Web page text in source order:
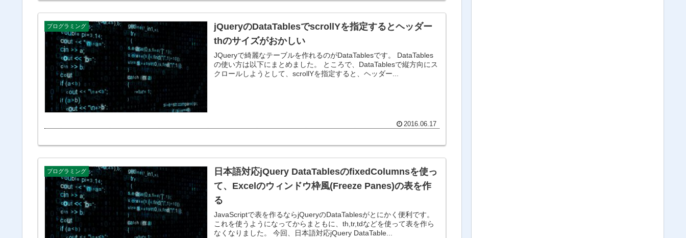
プログラミング
jQueryのDataTablesでscrollYを指定するとヘッダー
thのサイズがおかしい
JQueryで綺麗なテーブルを作れるのがDataTablesです。 DataTables
の使い方は以下にまとめました。 ところで、DataTablesで縦方向にス
クロールしようとして、scrollYを指定すると、ヘッダー...
2016.06.17
プログラミング
日本語対応jQuery DataTablesのfixedColumnsを使っ
て、Excelのウィンドウ枠風(Freeze Panes)の表を作
る
JavaScriptで表を作るならjQueryのDataTablesがとにかく便利です。
これを使うようになってからまともに、th,tr,tdなどを使って表を作ら
なくなりました。 今回、日本語対応jQuery DataTable...